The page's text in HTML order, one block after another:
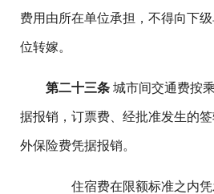
费用由所在单位承担，不得向下
位转嫁。
第二十三条 城市间交通费按
据报销，订票费、经批准发生的
外保险费凭据报销。
住宿费在限额标准之内凭